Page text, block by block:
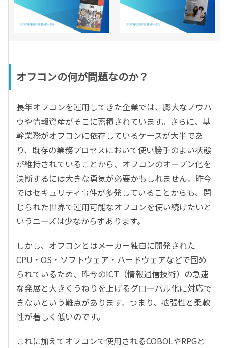
オフコンの何が問題なのか？
長年オフコンを運用してきた企業では、膨大なノウハ
ウや情報資産がそこに蓄積されています。さらに、基
幹業務がオフコンに依存しているケースが大半であ
り、既存の業務プロセスにおいて使い勝手のよい状態
が維持されていることから、オフコンのオープン化を
決断するには大きな勇気が必要かもしれません。昨今
ではセキュリティ事件が多発していることからも、閉
じられた世界で運用可能なオフコンを使い続けたいと
いうニーズは少なからずあります。
しかし、オフコンとはメーカー独自に開発された
CPU・OS・ソフトウェア・ハードウェアなどで固め
られているため、昨今のICT（情報通信技術）の急速
な発展と大きくうねりを上げるグローバル化に対応で
きないという難点があります。つまり、拡張性と柔軟
性が著しく低いのです。
これに加えてオフコンで使用されるCOBOLやRPGと